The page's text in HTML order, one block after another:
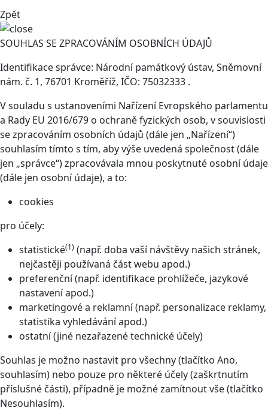
Zpět
SOUHLAS SE ZPRACOVÁNÍM OSOBNÍCH ÚDAJŮ
Identifikace správce: Národní památkový ústav, Sněmovní
nám. č. 1, 76701 Kroměříž, IČO: 75032333 .
V souladu s ustanoveními Nařízení Evropského parlamentu
a Rady EU 2016/679 o ochraně fyzických osob, v souvislosti
se zpracováním osobních údajů (dále jen „Nařízení“)
souhlasím tímto s tím, aby výše uvedená společnost (dále
jen „správce“) zpracovávala mnou poskytnuté osobní údaje
(dále jen osobní údaje), a to:
cookies
pro účely:
statistické(1) (např. doba vaší návštěvy našich stránek,
nejčastěji používaná část webu apod.)
preferenční (např. identifikace prohlížeče, jazykové
nastavení apod.)
marketingové a reklamní (např. personalizace reklamy,
statistika vyhledávání apod.)
ostatní (jiné nezařazené technické účely)
Souhlas je možno nastavit pro všechny (tlačítko Ano,
souhlasím) nebo pouze pro některé účely (zaškrtnutím
příslušné části), případně je možné zamítnout vše (tlačítko
Nesouhlasím).